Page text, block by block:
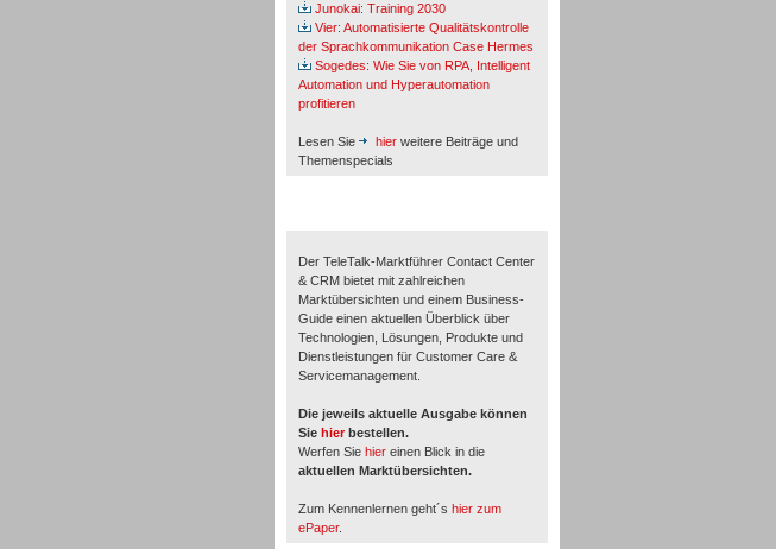
Junokai: Training 2030
Vier: Automatisierte Qualitätskontrolle
der Sprachkommunikation Case Hermes
Sogedes: Wie Sie von RPA, Intelligent
Automation und Hyperautomation
profitieren
Lesen Sie hier weitere Beiträge und
Themenspecials
Der TeleTalk-Marktführer Contact Center
& CRM bietet mit zahlreichen
Marktübersichten und einem Business-
Guide einen aktuellen Überblick über
Technologien, Lösungen, Produkte und
Dienstleistungen für Customer Care &
Servicemanagement.
Die jeweils aktuelle Ausgabe können
Sie hier bestellen.
Werfen Sie hier einen Blick in die
aktuellen Marktübersichten.
Zum Kennenlernen geht´s hier zum
ePaper.